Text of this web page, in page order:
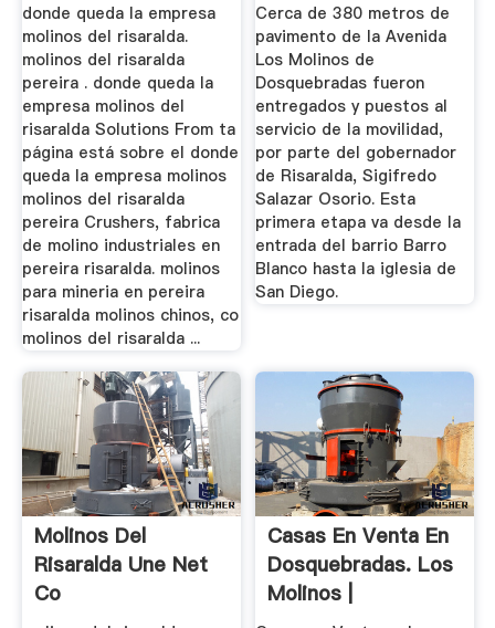
donde queda la empresa
molinos del risaralda.
molinos del risaralda
pereira . donde queda la
empresa molinos del
risaralda Solutions From ta
página está sobre el donde
queda la empresa molinos
molinos del risaralda
pereira Crushers, fabrica
de molino industriales en
pereira risaralda. molinos
para mineria en pereira
risaralda molinos chinos, co
molinos del risaralda ...
Cerca de 380 metros de
pavimento de la Avenida
Los Molinos de
Dosquebradas fueron
entregados y puestos al
servicio de la movilidad,
por parte del gobernador
de Risaralda, Sigifredo
Salazar Osorio. Esta
primera etapa va desde la
entrada del barrio Barro
Blanco hasta la iglesia de
San Diego.
Molinos Del
Risaralda Une Net
Co
Casas En Venta En
Dosquebradas. Los
Molinos |